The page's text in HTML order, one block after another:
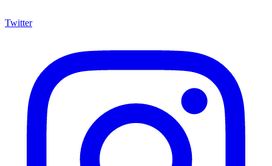
Twitter